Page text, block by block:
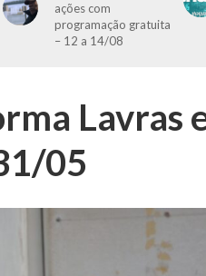
ações com
programação gratuita
– 12 a 14/08
Lavras
05